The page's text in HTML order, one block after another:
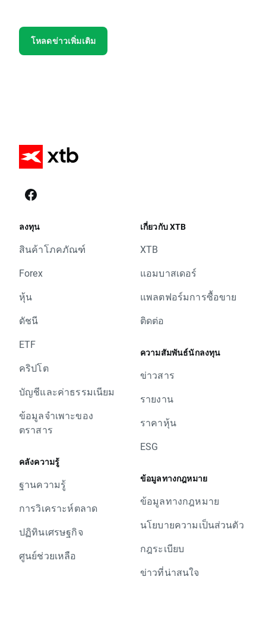
โหลดข่าวเพิ่มเติม
ลงทุน
สินค้าโภคภัณฑ์
Forex
หุ้น
ดัชนี
ETF
คริปโต
บัญชีและค่าธรรมเนียม
ข้อมูลจำเพาะของ
ตราสาร
คลังความรู้
ฐานความรู้
การวิเคราะห์ตลาด
ปฏิทินเศรษฐกิจ
ศูนย์ช่วยเหลือ
เกี่ยวกับ XTB
XTB
แอมบาสเดอร์
แพลตฟอร์มการซื้อขาย
ติดต่อ
ความสัมพันธ์นักลงทุน
ข่าวสาร
รายงาน
ราคาหุ้น
ESG
ข้อมูลทางกฎหมาย
ข้อมูลทางกฎหมาย
นโยบายความเป็นส่วนตัว
กฎระเบียบ
ข่าวที่น่าสนใจ